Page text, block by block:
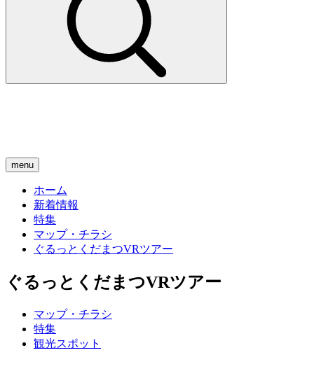
menu
ホーム
新着情報
特集
マップ・チラシ
ぐるっとくだまつVRツアー
ぐるっとくだまつVRツアー
マップ・チラシ
特集
観光スポット